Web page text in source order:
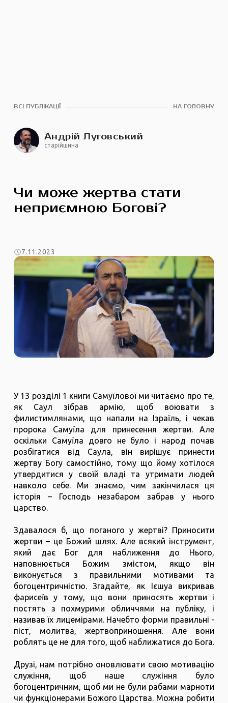
ВСІ ПУБЛІКАЦІЇ НА ГОЛОВНУ
Чи може жертва стати
неприємною Богові?
Андрій Луговський
старійшина
7.11.2023
У 13 розділі 1 книги Самуїлової ми читаємо про те,
як Саул зібрав армію, щоб воювати з
филистимлянами, що напали на Ізраїль, і чекав
пророка Самуїла для принесення жертви. Але
оскільки Самуїла довго не було і народ почав
розбігатися від Саула, він вирішує принести
жертву Богу самостійно, тому що йому хотілося
утвердитися у своїй владі та утримати людей
навколо себе. Ми знаємо, чим закінчилася ця
історія – Господь незабаром забрав у нього
царство.
Здавалося б, що поганого у жертві? Приносити
жертви – це Божий шлях. Але всякий інструмент,
який дає Бог для наближення до Нього,
наповнюється Божим змістом, якщо він
виконується з правильними мотивами та
богоцентричністю. Згадайте, як Ієшуа викривав
фарисеїв у тому, що вони приносять жертви і
постять з похмурими обличчями на публіку, і
називав їх лицемірами. Начебто форми правильні -
піст, молитва, жертвоприношення. Але вони
роблять це не для того, щоб наближатися до Бога.
Друзі, нам потрібно оновлювати свою мотивацію
служіння, щоб наше служіння було
богоцентричним, щоб ми не були рабами марноти
чи функціонерами Божого Царства. Можна робити